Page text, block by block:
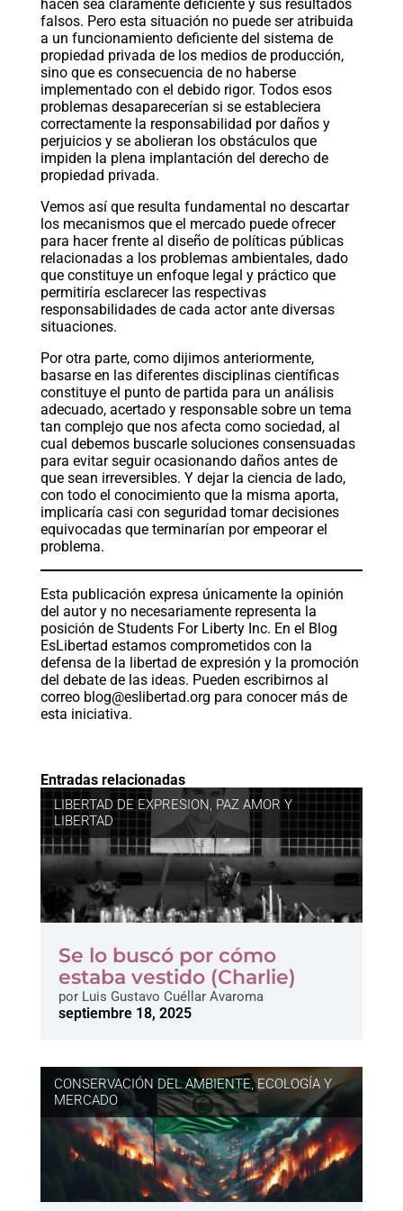
hacen sea claramente deficiente y sus resultados
falsos. Pero esta situación no puede ser atribuida
a un funcionamiento deficiente del sistema de
propiedad privada de los medios de producción,
sino que es consecuencia de no haberse
implementado con el debido rigor. Todos esos
problemas desaparecerían si se estableciera
correctamente la responsabilidad por daños y
perjuicios y se abolieran los obstáculos que
impiden la plena implantación del derecho de
propiedad privada.
Vemos así que resulta fundamental no descartar
los mecanismos que el mercado puede ofrecer
para hacer frente al diseño de políticas públicas
relacionadas a los problemas ambientales, dado
que constituye un enfoque legal y práctico que
permitiría esclarecer las respectivas
responsabilidades de cada actor ante diversas
situaciones.
Por otra parte, como dijimos anteriormente,
basarse en las diferentes disciplinas científicas
constituye el punto de partida para un análisis
adecuado, acertado y responsable sobre un tema
tan complejo que nos afecta como sociedad, al
cual debemos buscarle soluciones consensuadas
para evitar seguir ocasionando daños antes de
que sean irreversibles. Y dejar la ciencia de lado,
con todo el conocimiento que la misma aporta,
implicaría casi con seguridad tomar decisiones
equivocadas que terminarían por empeorar el
problema.
Esta publicación expresa únicamente la opinión
del autor y no necesariamente representa la
posición de Students For Liberty Inc. En el Blog
EsLibertad estamos comprometidos con la
defensa de la libertad de expresión y la promoción
del debate de las ideas. Pueden escribirnos al
correo blog@eslibertad.org para conocer más de
esta iniciativa.
Entradas relacionadas
LIBERTAD DE EXPRESION, PAZ AMOR Y
LIBERTAD
Se lo buscó por cómo
estaba vestido (Charlie)
porLuis Gustavo Cuéllar Avaroma
septiembre 18, 2025
CONSERVACIÓN DEL AMBIENTE,ECOLOGÍA Y
MERCADO